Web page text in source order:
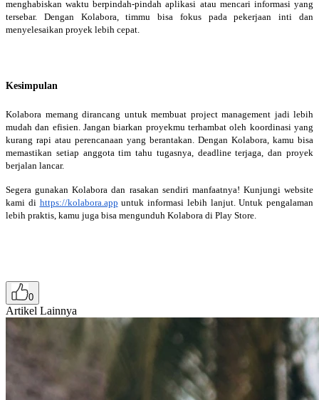
menghabiskan waktu berpindah-pindah aplikasi atau mencari informasi yang
tersebar. Dengan Kolabora, timmu bisa fokus pada pekerjaan inti dan
menyelesaikan proyek lebih cepat.
Kesimpulan
Kolabora memang dirancang untuk membuat project management jadi lebih
mudah dan efisien. Jangan biarkan proyekmu terhambat oleh koordinasi yang
kurang rapi atau perencanaan yang berantakan. Dengan Kolabora, kamu bisa
memastikan setiap anggota tim tahu tugasnya, deadline terjaga, dan proyek
berjalan lancar.
Segera gunakan Kolabora dan rasakan sendiri manfaatnya! Kunjungi website
kami di https://kolabora.app untuk informasi lebih lanjut. Untuk pengalaman
lebih praktis, kamu juga bisa mengunduh Kolabora di Play Store.
0
Artikel Lainnya